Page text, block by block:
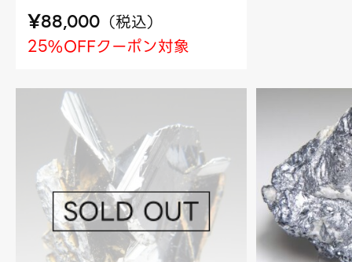
¥88,000 （税込）
25%OFFクーポン対象